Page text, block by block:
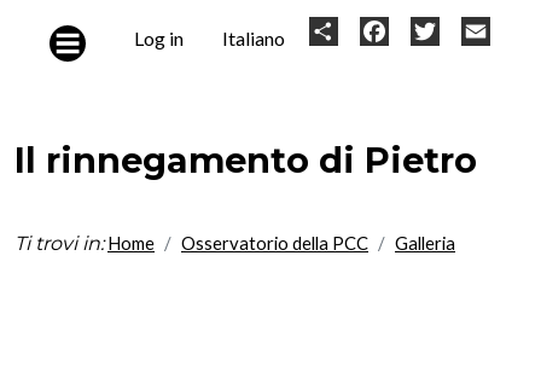
User
Log in Italiano Share FacebookTwitter
Il rinnegamento di Pietro
Ti trovi in: Home Osservatorio della PCC Galleria